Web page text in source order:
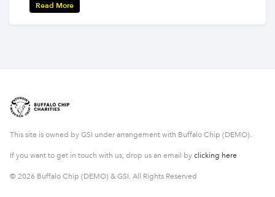
Read More
This site is owned by GSI under arrangement with Buffalo Chip (DEMO).
If you want to get in touch with us, drop us an email by clicking here
© 2026 Buffalo Chip (DEMO) & GSI. All Rights Reserved